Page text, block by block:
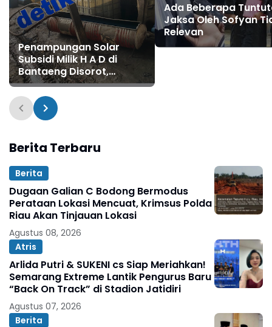
Penampungan Solar
Subsidi Milik H A D di
Bantaeng Disorot,
Nelayan Keluhkan
Sulitnya Mendapat BBM
Murah
Ada Beberapa
Jaksa Oleh Sofyan
Relevan
Berita Terbaru
Berita
Dugaan Galian C Bodong Bermodus
Perataan Lokasi Mencuat, Krimsus Polda
Riau Akan Tinjauan Lokasi
Agustus 08, 2026
Atris
Arlida Putri & SUKENI cs Siap Meriahkan!
Semarang Extreme Lantik Pengurus Baru
“Back On Track” di Stadion Jatidiri
Agustus 07, 2026
Berita